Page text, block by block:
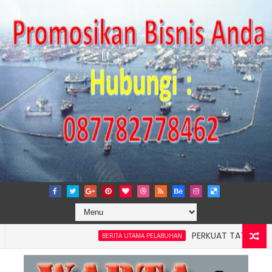
BERITA UTAMA PELABUHAN
PERKUAT TATA KELOLA
4: Pelindo Jasa Maritim Dengar Keluhan dan Kebutuhan